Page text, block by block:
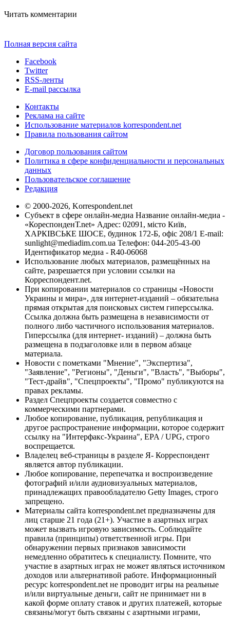
Читать комментарии
Полная версия сайта
Facebook
Twitter
RSS-ленты
E-mail рассылка
Контакты
Реклама на сайте
Использование материалов korrespondent.net
Правила пользования сайтом
Договор пользования сайтом
Политика в сфере конфиденциальности и персональных
данных
Пользовательское соглашение
Редакция
© 2000-2026, Korrespondent.net
Субъект в сфере онлайн-медиа Название онлайн-медиа -
«КореспонденТ.net» Адрес: 02091, місто Київ,
ХАРКІВСЬКЕ ШОСЕ, будинок 172-Б, офіс 208/1 E-mail:
sunlight@mediadim.com.ua Телефон: 044-205-43-00
Идентификатор медиа - R40-06068
Использование любых материалов, размещённых на
сайте, разрешается при условии ссылки на
Корреспондент.net.
При копировании материалов со страницы «Новости
Украины и мира», для интернет-изданий – обязательна
прямая открытая для поисковых систем гиперссылка.
Ссылка должна быть размещена в независимости от
полного либо частичного использования материалов.
Гиперссылка (для интернет- изданий) – должна быть
размещена в подзаголовке или в первом абзаце
материала.
Новости с пометками "Мнение", "Экспертиза",
"Заявление", "Регионы", "Деньги", "Власть", "Выборы",
"Тест-драйв", "Спецпроекты", "Промо" публикуются на
правах рекламы.
Раздел Спецпроекты создается совместно с
коммерческими партнерами.
Любое копирование, публикация, републикация и
другое распространение информации, которое содержит
ссылку на "Интерфакс-Украина", EPA / UPG, строго
воспрещается.
Владелец веб-страницы в разделе Я- Корреспондент
является автор публикации.
Любое копирование, перепечатка и воспроизведение
фотографий и/или аудиовизуальных материалов,
принадлежащих правообладателю Getty Images, строго
запрещено.
Материалы сайта korrespondent.net предназначены для
лиц старше 21 года (21+). Участие в азартных играх
может вызвать игровую зависимость. Соблюдайте
правила (принципы) ответственной игры. При
обнаружении первых признаков зависимости
немедленно обратитесь к специалисту. Помните, что
участие в азартных играх не может являться источником
доходов или альтернативой работе. Информационный
ресурс korrespondent.net не проводит игры на реальные
и/или виртуальные деньги, сайт не принимает ни в
какой форме оплату ставок и других платежей, которые
связаны/могут быть связаны с азартными играми,